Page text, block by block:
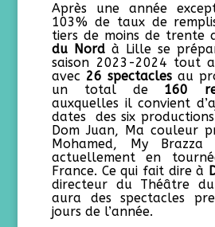
Après une année
103% de taux de
tiers de moins de trente
du Nord à Lille se
saison 2023-2024 tout
avec 26 spectacles au
un total de 160
auxquelles il convient
dates des six
Dom Juan, Ma couleur
Mohamed, My
actuellement en
France. Ce qui fait dire à
directeur du Théâtre
aura des spectacles
jours de l’année.